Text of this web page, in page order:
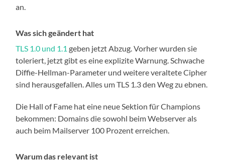
an.
Was sich geändert hat
TLS 1.0 und 1.1 geben jetzt Abzug. Vorher wurden sie
toleriert, jetzt gibt es eine explizite Warnung. Schwache
Diffie-Hellman-Parameter und weitere veraltete Cipher
sind herausgefallen. Alles um TLS 1.3 den Weg zu ebnen.
Die Hall of Fame hat eine neue Sektion für Champions
bekommen: Domains die sowohl beim Webserver als
auch beim Mailserver 100 Prozent erreichen.
Warum das relevant ist